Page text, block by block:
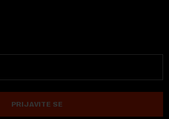
PRIJAVITE SE